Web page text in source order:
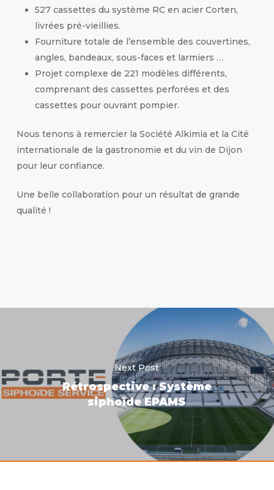
527 cassettes du système RC en acier Corten,
livrées pré-vieillies.
Fourniture totale de l’ensemble des couvertines,
angles, bandeaux, sous-faces et larmiers …
Projet complexe de 221 modèles différents,
comprenant des cassettes perforées et des
cassettes pour ouvrant pompier.
Nous tenons à remercier la Société Alkimia et la Cité
internationale de la gastronomie et du vin de Dijon
pour leur confiance.
Une belle collaboration pour un résultat de grande
qualité !
Next Post
Rétrospective : Système
siphoïde EPAMS